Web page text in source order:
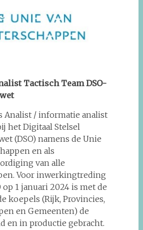
Tactisch Team DSO-
Analist / informatie analist
het Digitaal Stelsel
(DSO) namens de Unie
en als
van alle
Voor inwerkingtreding
op 1 januari 2024 is met de
koepels (Rijk, Provincies,
en Gemeenten) de
en in productie gebracht.